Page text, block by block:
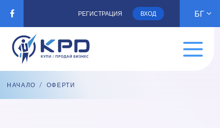
РЕГИСТРАЦИЯ ВХОД БГ
НАЧАЛО / ОФЕРТИ